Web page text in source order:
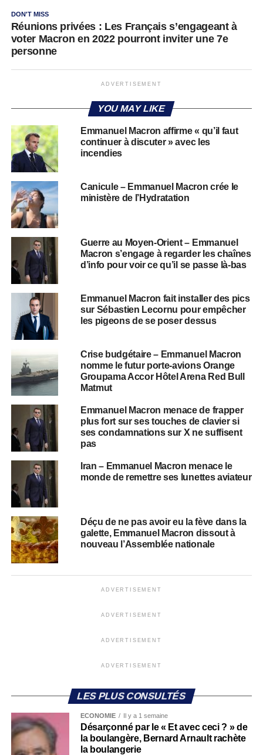
DON'T MISS
Réunions privées : Les Français s’engageant à
voter Macron en 2022 pourront inviter une 7e
personne
ADVERTISEMENT
YOU MAY LIKE
Emmanuel Macron affirme « qu’il faut
continuer à discuter » avec les
incendies
Canicule – Emmanuel Macron crée le
ministère de l’Hydratation
Guerre au Moyen-Orient – Emmanuel
Macron s’engage à regarder les chaînes
d’info pour voir ce qu’il se passe là-bas
Emmanuel Macron fait installer des pics
sur Sébastien Lecornu pour empêcher
les pigeons de se poser dessus
Crise budgétaire – Emmanuel Macron
nomme le futur porte-avions Orange
Groupama Accor Hôtel Arena Red Bull
Matmut
Emmanuel Macron menace de frapper
plus fort sur ses touches de clavier si
ses condamnations sur X ne suffisent
pas
Iran – Emmanuel Macron menace le
monde de remettre ses lunettes aviateur
Déçu de ne pas avoir eu la fève dans la
galette, Emmanuel Macron dissout à
nouveau l’Assemblée nationale
ADVERTISEMENT
ADVERTISEMENT
ADVERTISEMENT
ADVERTISEMENT
LES PLUS CONSULTÉS
ECONOMIE Il y a 1 semaine
Désarçonné par le « Et avec ceci ? » de
la boulangère, Bernard Arnault rachète
la boulangerie